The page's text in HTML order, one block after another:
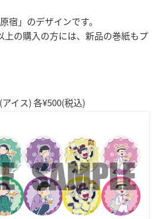
宿」のデザインです。
上の購入の方には、新品の巻紙もプ
イス) 各¥500(税込)